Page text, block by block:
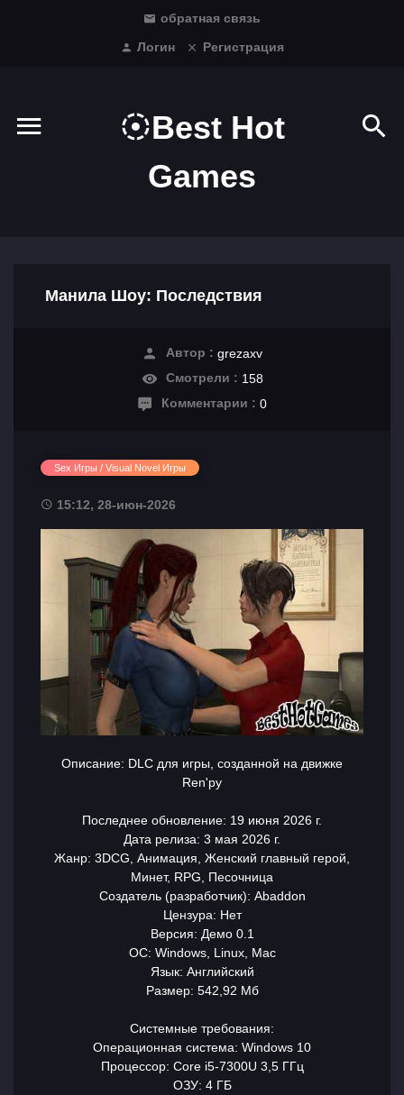
обратная связь
Логин
Регистрация
Best Hot
Games
Манила Шоу: Последствия
Автор : grezaxv
Смотрели : 158
Комментарии : 0
Sex Игры / Visual Novel Игры
15:12, 28-июн-2026
Описание: DLC для игры, созданной на движке
Ren'py
Последнее обновление: 19 июня 2026 г.
Дата релиза: 3 мая 2026 г.
Жанр: 3DCG, Анимация, Женский главный герой,
Минет, RPG, Песочница
Создатель (разработчик): Abaddon
Цензура: Нет
Версия: Демо 0.1
ОС: Windows, Linux, Mac
Язык: Английский
Размер: 542,92 Мб
Системные требования:
Операционная система: Windows 10
Процессор: Core i5-7300U 3,5 ГГц
ОЗУ: 4 ГБ